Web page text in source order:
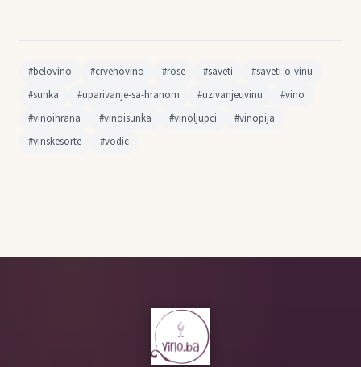
#belovino #crvenovino #rose #saveti
#saveti-o-vinu
#sunka
#uparivanje-sa-hranom #uzivanjeuvinu
#vino
#vinoihrana
#vinoisunka #vinoljupci
#vinopija
#vinskesorte
#vodic